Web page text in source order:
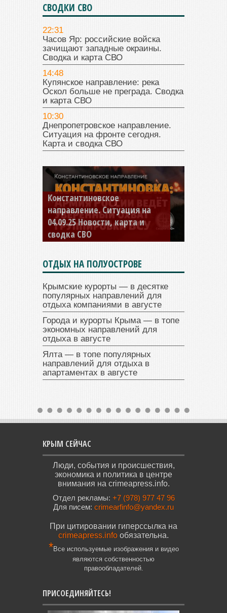
СВОДКИ СВО
22:31
Часов Яр: российские войска
зачищают западные окраины.
Сводка и карта СВО
14:48
Купянское направление: река
Оскол больше не преграда. Сводка
и карта СВО
10:30
Днепропетровское направление.
Ситуация на фронте сегодня.
Карта и сводка СВО
Константиновское
направление. Ситуация на
04.09.25 Новости, карта и
сводка СВО
ОТДЫХ НА ПОЛУОСТРОВЕ
Крымские курорты — в десятке
популярных направлений для
отдыха компаниями в августе
Города и курорты Крыма — в топе
экономных направлений для
отдыха в августе
Ялта — в топе популярных
направлений для отдыха в
апартаментах в августе
КРЫМ СЕЙЧАС
Люди, события и происшествия,
экономика и политика в центре
внимания на crimeapress.info.
Отдел рекламы: +7 (978) 977 47 96
Для писем: crimearfinfo@yandex.ru
При цитировании гиперссылка на
crimeapress.info обязательна.
*Все используемые изображения и видео
являются собственностью
правообладателей.
ПРИСОЕДИНЯЙТЕСЬ!